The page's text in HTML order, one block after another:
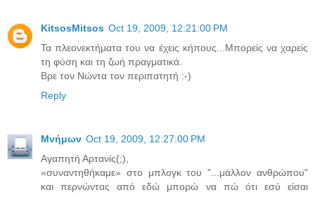
KitsosMitsos Oct 19, 2009, 12:21:00 PM
Τα πλεονεκτήματα του να έχεις κήπους...Μπορείς να χαρείς
τη φύση και τη ζωή πραγματικά.
Βρε τον Νώντα τον περιπατητή :-)
Reply
Μνήμων Oct 19, 2009, 12:27:00 PM
Αγαπητή Αρτανίς(;),
«συναντηθήκαμε» στο μπλογκ του "...μάλλον ανθρώπου"
και περνώντας από εδώ μπορώ να πώ ότι εσύ είσαι